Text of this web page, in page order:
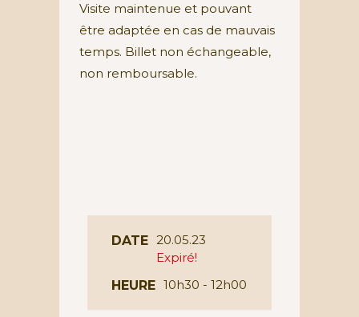
Visite maintenue et pouvant
être adaptée en cas de mauvais
temps. Billet non échangeable,
non remboursable.
DATE 20.05.23
Expiré!
HEURE 10h30 - 12h00